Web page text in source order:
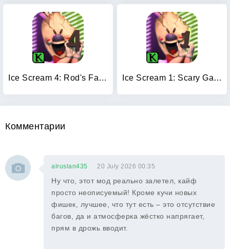
Ice Scream 4: Rod's Factory Ice Scream 1: Scary Game
Комментарии
alruslan435 20 July 2026 00:35
Ну что, этот мод реально залетел, кайф
просто неописуемый! Кроме кучи новых
фишек, лучшее, что тут есть – это отсутствие
багов, да и атмосферка жёстко напрягает,
прям в дрожь вводит.